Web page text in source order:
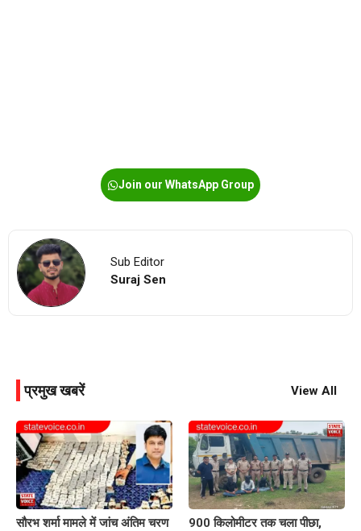
Join our WhatsApp Group
Sub Editor
Suraj Sen
प्रमुख खबरें View All
सौरभ शर्मा मामले में जांच अंतिम चरण
900 किलोमीटर तक चला पीछा,